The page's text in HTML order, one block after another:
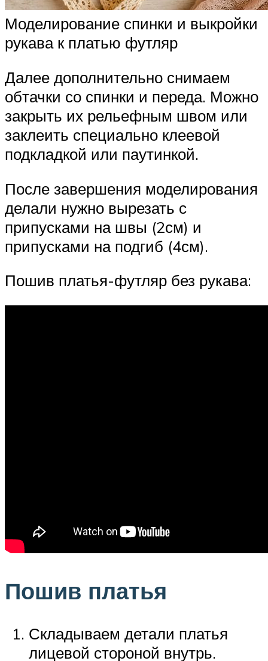
Моделирование спинки и выкройки
рукава к платью футляр
Далее дополнительно снимаем
обтачки со спинки и переда. Можно
закрыть их рельефным швом или
заклеить специально клеевой
подкладкой или паутинкой.
После завершения моделирования
делали нужно вырезать с
припусками на швы (2см) и
припусками на подгиб (4см).
Пошив платья-футляр без рукава:
Пошив платья
Складываем детали платья
лицевой стороной внутрь.